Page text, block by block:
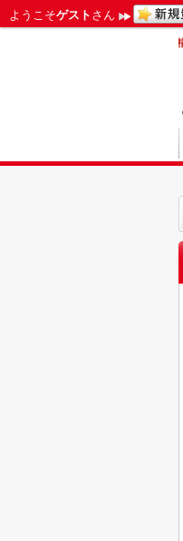
ようこそゲスト さん